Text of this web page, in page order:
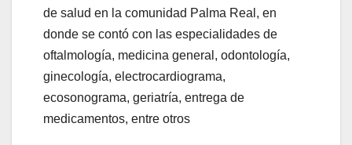
de salud en la comunidad Palma Real, en
donde se contó con las especialidades de
oftalmología, medicina general, odontología,
ginecología, electrocardiograma,
ecosonograma, geriatría, entrega de
medicamentos, entre otros